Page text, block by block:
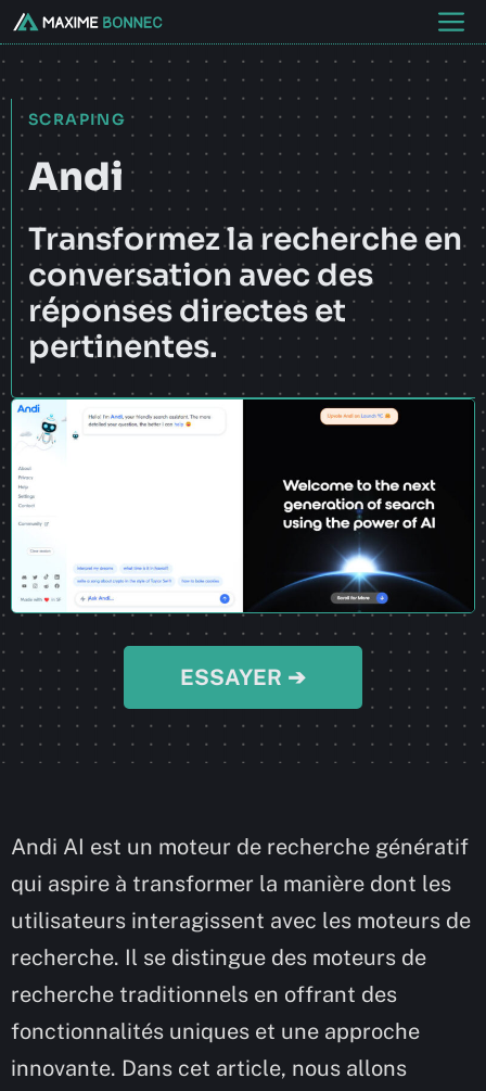
Aller
au
contenu
SCRAPING
Andi
Transformez la recherche en
conversation avec des
réponses directes et
pertinentes.
ESSAYER ➔
Andi AI est un moteur de recherche génératif
qui aspire à transformer la manière dont les
utilisateurs interagissent avec les moteurs de
recherche. Il se distingue des moteurs de
recherche traditionnels en offrant des
fonctionnalités uniques et une approche
innovante. Dans cet article, nous allons